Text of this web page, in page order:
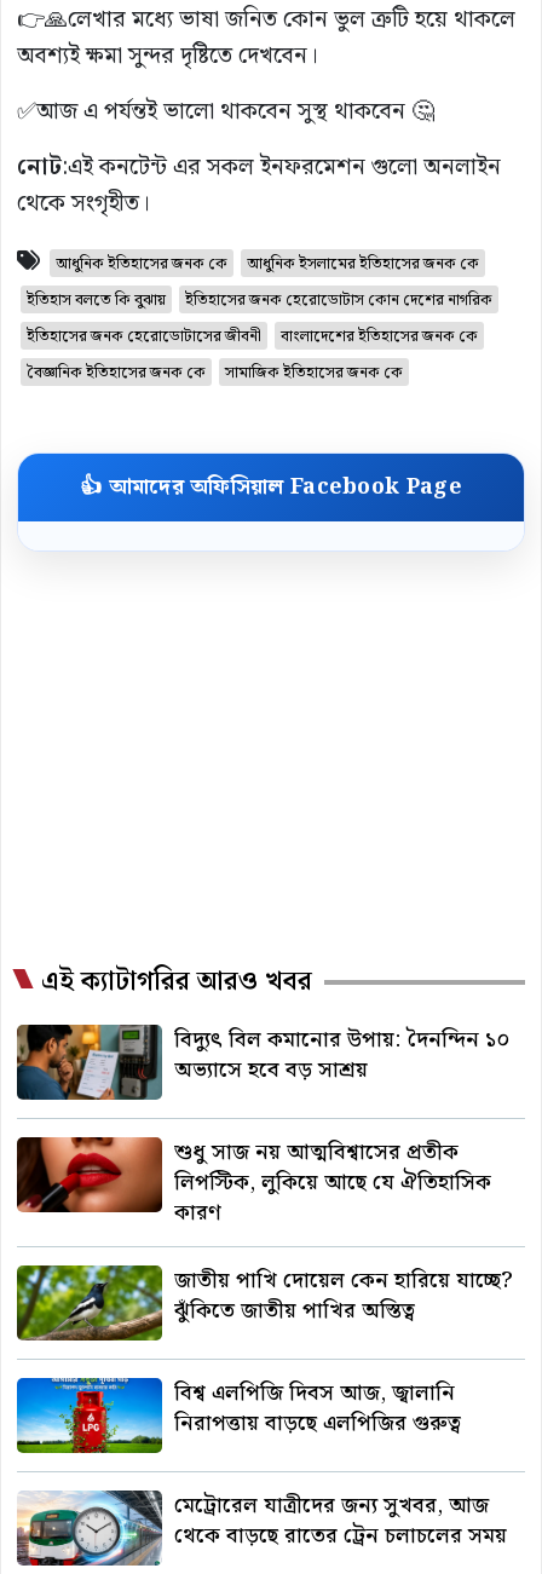
👉🙏লেখার মধ্যে ভাষা জনিত কোন ভুল ত্রুটি হয়ে থাকলে
অবশ্যই ক্ষমা সুন্দর দৃষ্টিতে দেখবেন।
✅আজ এ পর্যন্তই ভালো থাকবেন সুস্থ থাকবেন 🤔
নোট:এই কনটেন্ট এর সকল ইনফরমেশন গুলো অনলাইন
থেকে সংগৃহীত।
আধুনিক ইতিহাসের জনক কে
আধুনিক ইসলামের ইতিহাসের জনক কে
ইতিহাস বলতে কি বুঝায়
ইতিহাসের জনক হেরোডোটাস কোন দেশের নাগরিক
ইতিহাসের জনক হেরোডোটাসের জীবনী
বাংলাদেশের ইতিহাসের জনক কে
বৈজ্ঞানিক ইতিহাসের জনক কে
সামাজিক ইতিহাসের জনক কে
👍 আমাদের অফিসিয়াল Facebook Page
এই ক্যাটাগরির আরও খবর
বিদ্যুৎ বিল কমানোর উপায়: দৈনন্দিন ১০
অভ্যাসে হবে বড় সাশ্রয়
শুধু সাজ নয় আত্মবিশ্বাসের প্রতীক
লিপস্টিক, লুকিয়ে আছে যে ঐতিহাসিক
কারণ
জাতীয় পাখি দোয়েল কেন হারিয়ে যাচ্ছে?
ঝুঁকিতে জাতীয় পাখির অস্তিত্ব
বিশ্ব এলপিজি দিবস আজ, জ্বালানি
নিরাপত্তায় বাড়ছে এলপিজির গুরুত্ব
মেট্রোরেল যাত্রীদের জন্য সুখবর, আজ
থেকে বাড়ছে রাতের ট্রেন চলাচলের সময়